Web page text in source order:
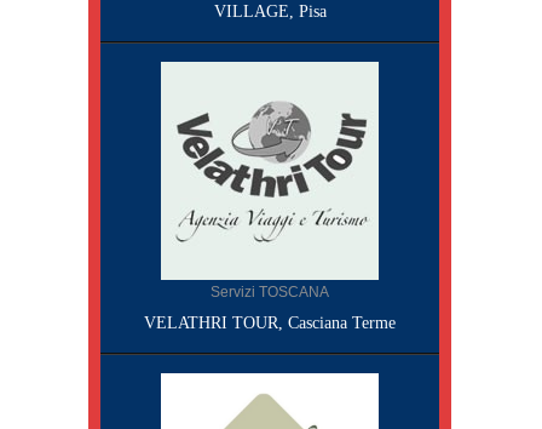
VILLAGE, Pisa
Servizi TOSCANA
VELATHRI TOUR, Casciana Terme